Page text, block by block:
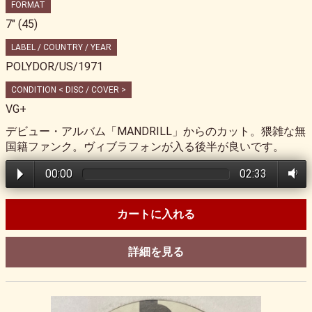
FORMAT
7" (45)
LABEL / COUNTRY / YEAR
POLYDOR/US/1971
CONDITION < DISC / COVER >
VG+
デビュー・アルバム「MANDRILL」からのカット。猥雑な無
国籍ファンク。ヴィブラフォンが入る後半が良いです。
00:00 02:33
カートに入れる
詳細を見る